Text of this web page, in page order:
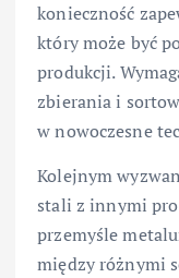
konieczność
który może być
produkcji.
zbierania i
w nowoczesne
Kolejnym
stali z innymi
przemyśle
między różnymi